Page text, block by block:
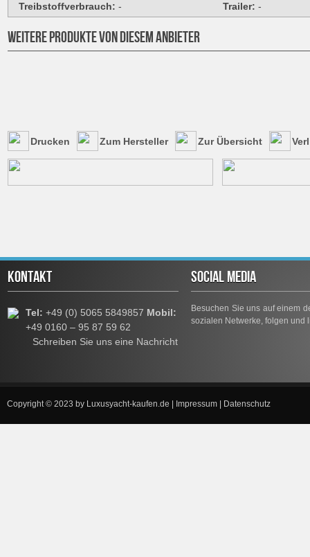
Treibstoffverbrauch: - Trailer: -
WEITERE PRODUKTE VON DIESEM ANBIETER
Drucken Zum Hersteller Zur Übersicht
KONTAKT
Tel: +49 (0) 5065 5849857 Mobil:
+49 0160 – 95 87 59 62
Schreiben Sie uns eine Nachricht
SOCIAL MEDIA
Besuchen Sie uns auf einem
sozialen Netwerke, folgen und
Copyright © 2023 by Luxusyacht-kaufen.de Impressum Datenschutz